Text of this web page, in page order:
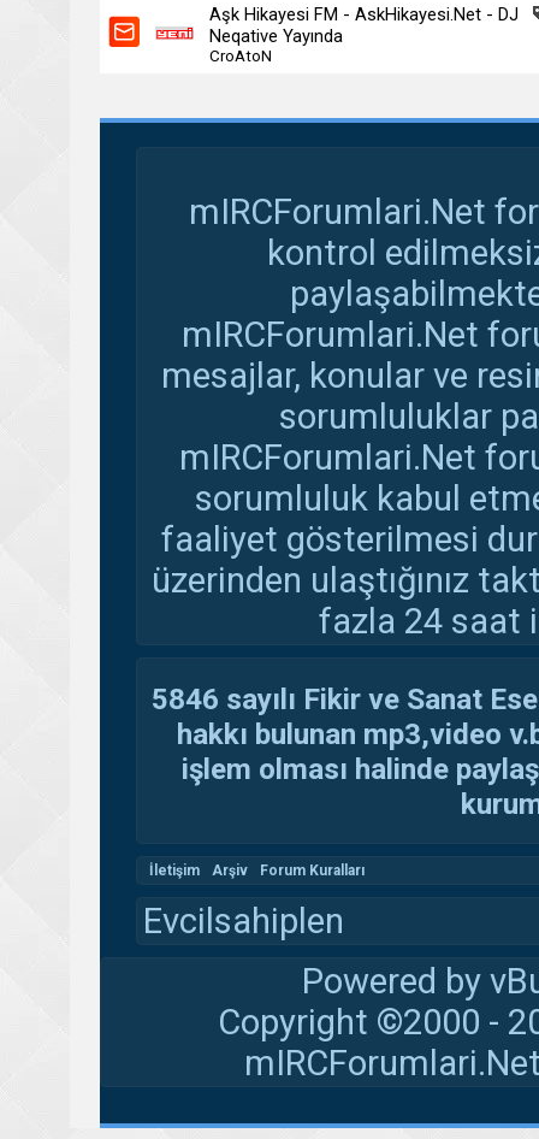
Aşk Hikayesi FM - AskHikayesi.Net - DJ
Neqative Yayında
CroAtoN
mIRCForumlari.Net
kontrol
mIRCForumlari.Net
mesajlar, konular ve
sorumluluklar
mIRCForumlari.Net
sorumluluk kabul
faaliyet gösterilmesi
üzerinden ulaştığınız
fazla 24 saat
5846 sayılı Fikir ve Sanat
hakkı bulunan mp3,video
işlem olması halinde
İletişim Arşiv Forum Kuralları
Evcilsahiplen
Powered by
Copyright ©2000 -